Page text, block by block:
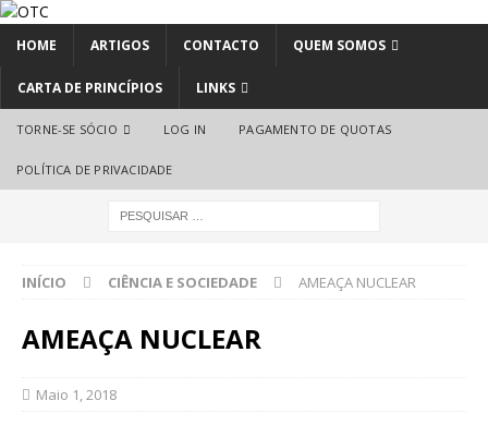
HOME ARTIGOS CONTACTO QUEM SOMOS
CARTA DE PRINCÍPIOS LINKS
TORNE-SE SÓCIO LOG IN PAGAMENTO DE QUOTAS
POLÍTICA DE PRIVACIDADE
INÍCIO CIÊNCIA E SOCIEDADE AMEAÇA NUCLEAR
AMEAÇA NUCLEAR
Maio 1, 2018